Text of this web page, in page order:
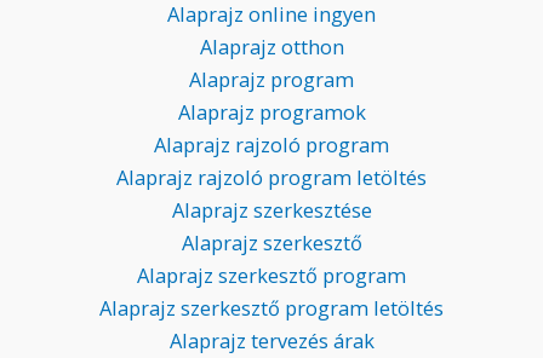
Alaprajz online ingyen
Alaprajz otthon
Alaprajz program
Alaprajz programok
Alaprajz rajzoló program
Alaprajz rajzoló program letöltés
Alaprajz szerkesztése
Alaprajz szerkesztő
Alaprajz szerkesztő program
Alaprajz szerkesztő program letöltés
Alaprajz tervezés árak